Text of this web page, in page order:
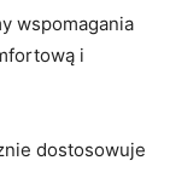
wspomagania
i
dostosowuje